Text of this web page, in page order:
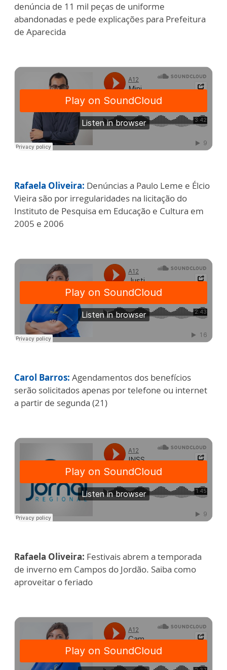
denúncia de 11 mil peças de uniforme
abandonadas e pede explicações para Prefeitura
de Aparecida
Rafaela Oliveira: Denúncias a Paulo Leme e Élcio
Vieira são por irregularidades na licitação do
Instituto de Pesquisa em Educação e Cultura em
2005 e 2006
Carol Barros: Agendamentos dos benefícios
serão solicitados apenas por telefone ou internet
a partir de segunda (21)
Rafaela Oliveira: Festivais abrem a temporada
de inverno em Campos do Jordão. Saiba como
aproveitar o feriado